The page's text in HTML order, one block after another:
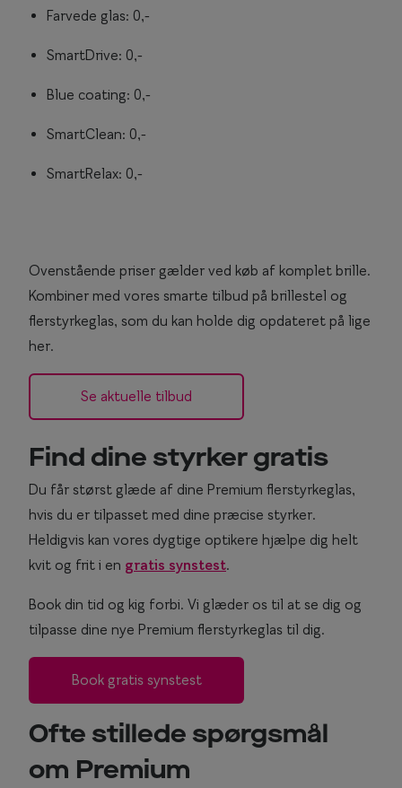
Farvede glas: 0,-
SmartDrive: 0,-
Blue coating: 0,-
SmartClean: 0,-
SmartRelax: 0,-
Ovenstående priser gælder ved køb af komplet brille.
Kombiner med vores smarte tilbud på brillestel og
flerstyrkeglas, som du kan holde dig opdateret på lige
her.
Se aktuelle tilbud
Find dine styrker gratis
Du får størst glæde af dine Premium flerstyrkeglas,
hvis du er tilpasset med dine præcise styrker.
Heldigvis kan vores dygtige optikere hjælpe dig helt
kvit og frit i en gratis synstest.
Book din tid og kig forbi. Vi glæder os til at se dig og
tilpasse dine nye Premium flerstyrkeglas til dig.
Book gratis synstest
Ofte stillede spørgsmål
om Premium